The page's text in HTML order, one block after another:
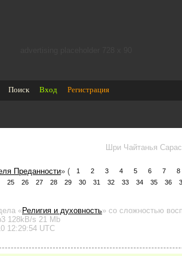
Поиск Вход Регистрация
Шри Чайтанья
Преданности» ( 1 2 3 4 5 6 7 8
25 26 27 28 29 30 31 32 33 34 35 36
«Религия и духовность» со сложностью
128kB/s 21 Mb
12:29:54 UTC